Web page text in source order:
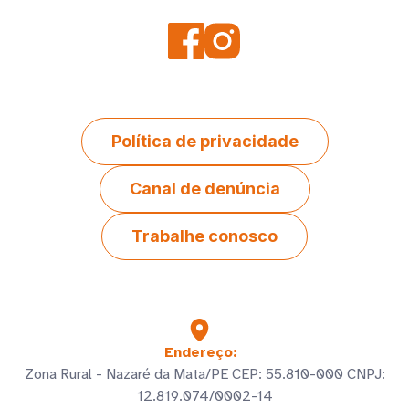
Relatório de Igualdade Salarial
Produtos
Loja
Contato
Política de privacidade
Canal de denúncia
Trabalhe conosco
Endereço:
Zona Rural - Nazaré da Mata/PE CEP: 55.810-000 CNPJ:
12.819.074/0002-14